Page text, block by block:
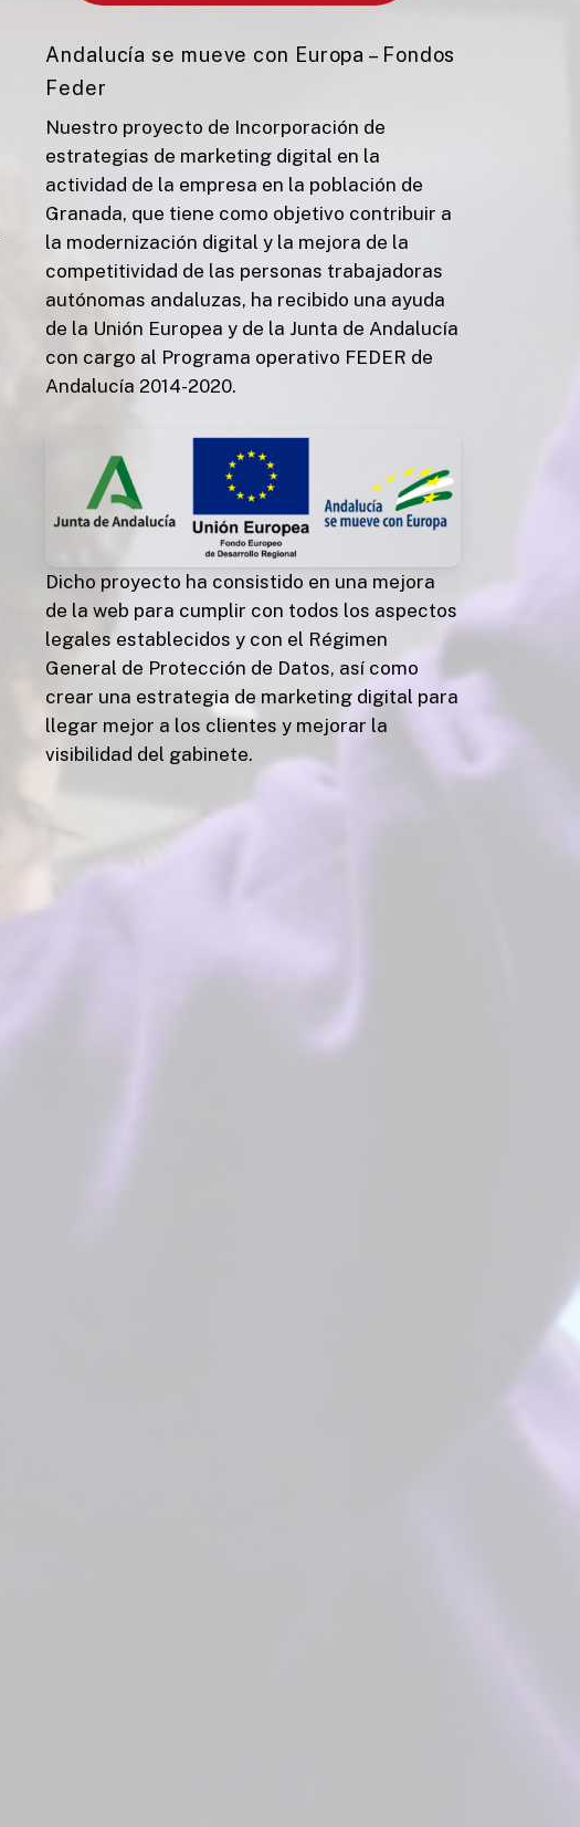
Andalucía se mueve con Europa – Fondos
Feder
Nuestro proyecto de Incorporación de
estrategias de marketing digital en la
actividad de la empresa en la población de
Granada, que tiene como objetivo contribuir a
la modernización digital y la mejora de la
competitividad de las personas trabajadoras
autónomas andaluzas, ha recibido una ayuda
de la Unión Europea y de la Junta de Andalucía
con cargo al Programa operativo FEDER de
Andalucía 2014-2020.
Dicho proyecto ha consistido en una mejora
de la web para cumplir con todos los aspectos
legales establecidos y con el Régimen
General de Protección de Datos, así como
crear una estrategia de marketing digital para
llegar mejor a los clientes y mejorar la
visibilidad del gabinete.